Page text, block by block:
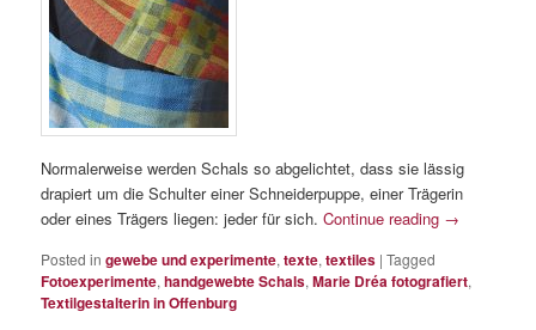
Normalerweise werden Schals so abgelichtet, dass sie lässig
drapiert um die Schulter einer Schneiderpuppe, einer Trägerin
oder eines Trägers liegen: jeder für sich.Continue reading →
Posted in gewebe und experimente,texte,textiles |Tagged
Fotoexperimente,handgewebte Schals,Marie Dréa fotografiert,
Textilgestalterin in Offenburg